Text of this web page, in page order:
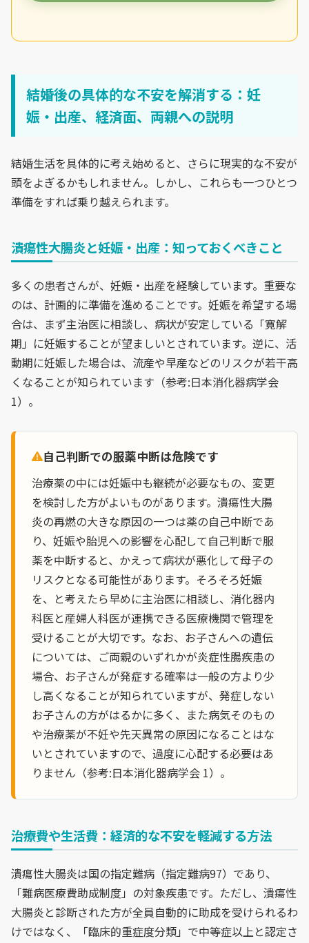
結婚後の具体的な不安を解消する：妊
娠・出産、経済面、両親への説明
結婚生活を具体的に考え始めると、さらに現実的な不安が
頭をよぎるかもしれません。しかし、これらも一つひとつ
準備をすれば乗り越えられます。
潰瘍性大腸炎と妊娠・出産：知っておくべきこと
多くの患者さんが、妊娠・出産を経験しています。重要な
のは、計画的に準備を進めることです。妊娠を希望する場
合は、まず主治医に相談し、病状が安定している「寛解
期」に妊娠することが望ましいとされています。逆に、活
動期に妊娠した場合は、流産や早産などのリスクが若干高
くなることが知られています（参考:日本消化器病学会
1）。
自己判断での服薬中断は危険です
治療薬の中には妊娠中も継続が必要なもの、変更
を検討した方がよいものがあります。潰瘍性大腸
炎の再燃の大きな原因の一つは薬の自己中断であ
り、妊娠や胎児への影響を心配して自己判断で服
薬を中断すると、かえって病状が悪化して母子の
リスクとなる可能性があります。そろそろ妊娠
を、と考えたら早めに主治医に相談し、消化器内
科医と産婦人科医が連携できる医療機関で管理を
受けることが大切です。なお、お子さんへの遺伝
については、ご両親のいずれかが炎症性腸疾患の
場合、お子さんが発症する確率は一般の方より少
し高くなることが知られていますが、発症しない
お子さんの方がはるかに多く、また病気そのもの
や治療薬が不妊や先天異常の原因になることはな
いとされていますので、過度に心配する必要はあ
りません（参考:日本消化器病学会 1）。
治療費や生活費：経済的な不安を軽減する方法
潰瘍性大腸炎は国の指定難病（指定難病97）であり、
「難病医療費助成制度」の対象疾患です。ただし、潰瘍性
大腸炎と診断された方が全員自動的に助成を受けられるわ
けではなく、「臨床的重症度分類」で中等症以上と認定さ